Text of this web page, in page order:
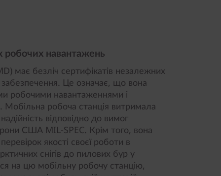
робочих навантажень
має безліч сертифікатів незалежних
Це означає, що вона
робочими навантаженнями і
робоча станція витримала
відповідно до вимог
США MIL-SPEC. Крім того, вона
якості своєї роботи в
снігів до пилових бур у
на цю мобільну робочу станцію,